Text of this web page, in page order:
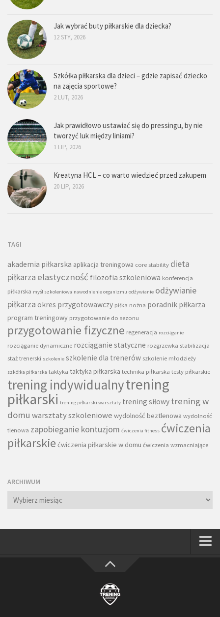
Jak wybrać buty piłkarskie dla dziecka?
12 STY, 2026
Szkółka piłkarska dla dzieci – gdzie zapisać dziecko
na zajęcia sportowe?
2 LUT, 2026
Jak prawidłowo ustawiać się do pressingu, by nie
tworzyć luk między liniami?
1 LIP, 2026
Kreatyna HCL – co warto wiedzieć przed zakupem
20 LIP, 2026
TAGI
akademia piłkarska aplikacja treningowa core stability dieta
piłkarza elastyczność filozofia szkoleniowa konferencja
piłkarska myśl szkoleniowa nawodnienie organizmu odżywianie odżywianie
piłkarza okres przygotowawczy piłka nożna poradnik piłkarza
program treningowy przygotowanie do sezonu
przygotowanie fizyczne regeneracja rozciąganie
rozciąganie dynamiczne rozciąganie statyczne rozgrzewka stabilizacja
staż trenerski szkolenie szkolenie dla trenerów szkolenie młodzieży
szkółka piłkarska taktyka taktyka piłkarska technika piłkarska testy piłkarskie
trening indywidualnytrening
piłkarski trening piłkarski warsztaty trening siłowy trening w
domu warsztaty szkoleniowe wydolność beztlenowa wydolność
tlenowa zapobieganie kontuzjom ćwiczenia fitness ćwiczenia
piłkarskie ćwiczenia piłkarskie w domu ćwiczenia wzmacniające
ARCHIWUM
Archiwum